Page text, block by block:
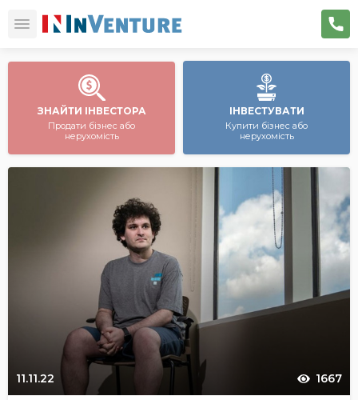
ЗНАЙТИ ІНВЕСТОРА
Продати бізнес або
нерухомість
ІНВЕСТУВАТИ
Купити бізнес або
нерухомість
11.11.22 1667